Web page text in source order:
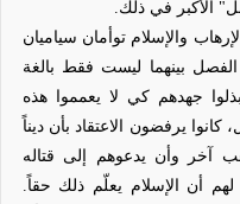
الأكبر في ذلك.
والإسلام توأمان سياميان
بينهما ليست فقط بالغة
جهدهم كي لا يعمموا هذه
يرفضون الاعتقاد بأن ديناً
آخر وأن يدعوهم إلى قتاله
لهم أن الإسلام يعلّم ذلك حقاً.